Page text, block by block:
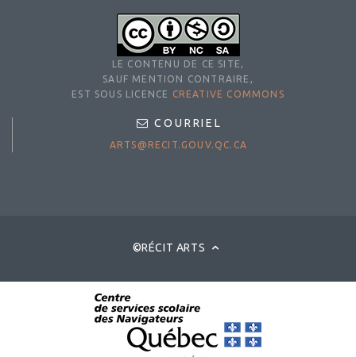
LE CONTENU DE CE SITE,
SAUF MENTION CONTRAIRE,
EST SOUS LICENCE
CREATIVE COMMONS
COURRIEL
ARTS@RECIT.GOUV.QC.CA
©RÉCIT ARTS